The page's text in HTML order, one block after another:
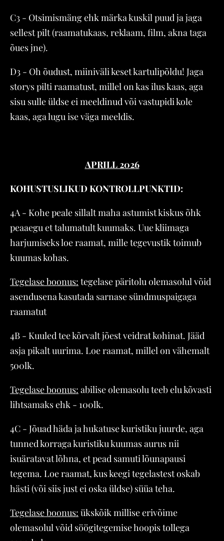
C3 - Otsimismäng ehk märka kuskil puud ja jaga
sellest pilt (raamatukaas, reklaam, film, akna taga
õues jne).
D3 - Oh õudust, miiniväli keset kartulipõldu! Jaga
storys pilti raamatust, millel on kas ilus kaas, aga
sisu sulle üldse ei meeldinud või vastupidi kole
kaas, aga lugu ise väga meeldis.
APRILL 2026
KOHUSTUSLIKUD KONTROLLPUNKTID:
4A - Kohe peale sillalt maha astumist kiskus õhk
peaaegu et talumatult kuumaks. Uue kliimaga
harjumiseks loe raamat, mille tegevustik toimub
kuumas kohas.
Tegelase boonus: tegelase päritolu olemasolul võid
asendusena kasutada sarnase sündmuspaigaga
raamatut
4B - Kuuled tee kõrvalt jõest veidrat kohinat. Jääd
asja pikalt uurima. Loe raamat, millel on vähemalt
500lk.
Tegelase boonus: abilise olemasolu teeb elu kõvasti
lihtsamaks ehk - 100lk.
4C - Jõuad häda ja hukatuse kuristiku juurde, aga
tunned korraga kuristiku kuumas aurus nii
isuäratavat lõhna, et pead samuti lõunapausi
tegema. Loe raamat, kus keegi tegelastest oskab
hästi (või siis just ei oska üldse) süüa teha.
Tegelase boonus: ükskõik millise erivõime
olemasolul võid söögitegemise hoopis tollega